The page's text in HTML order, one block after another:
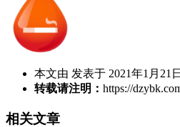
本文由 发表于 2021年1月21日
转载请注明： https://
相关文章